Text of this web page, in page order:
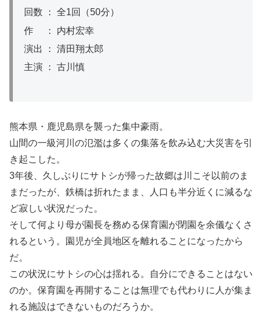
回数 ： 全1回（50分）
作 ： 内村宏幸
演出 ： 清田翔太郎
主演 ： 古川慎
熊本県・鹿児島県を襲った集中豪雨。
山間の一級河川の氾濫は多くの集落を飲み込む大災害を引
き起こした。
3年後、久しぶりにサトシが帰った故郷は川こそ以前のま
まだったが、鉄橋は折れたまま、人口も半分近くに減るな
ど寂しい状況だった。
そして何より母が園長を務める保育園が閉園を余儀なくさ
れるという。園児が全員地区を離れることになったから
だ。
この状況にサトシの心は揺れる。自分にできることはない
のか。保育園を再開することは無理でも代わりに人が集ま
れる施設はできないものだろうか。